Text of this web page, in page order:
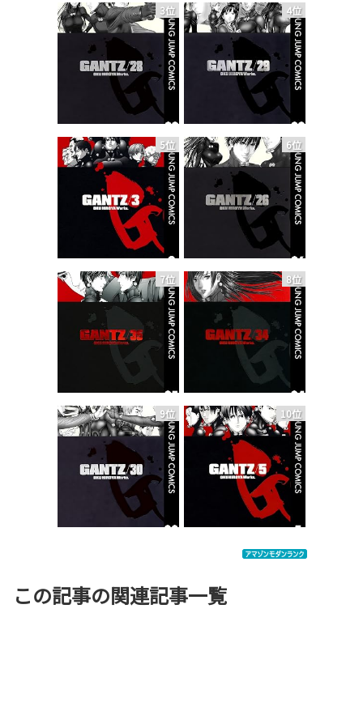
3位 4位
5位 6位
7位 8位
9位 10位
この記事の関連記事一覧